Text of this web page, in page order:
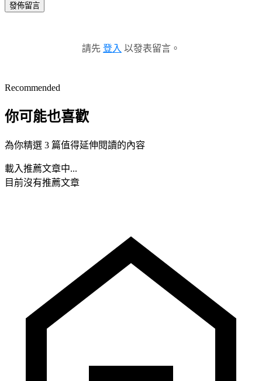
發佈留言
請先 登入 以發表留言。
Recommended
你可能也喜歡
為你精選 3 篇值得延伸閱讀的內容
載入推薦文章中...
目前沒有推薦文章